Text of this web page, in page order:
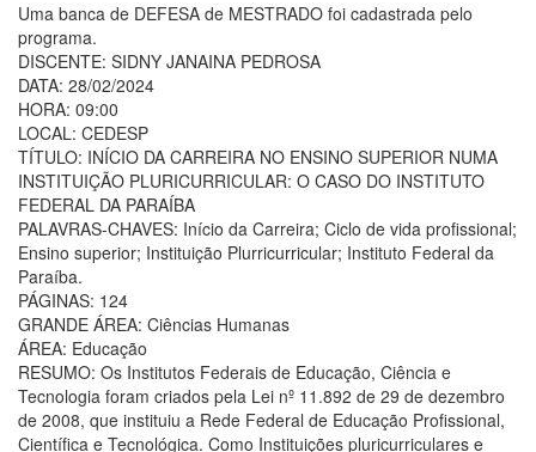
Uma banca de DEFESA de MESTRADO foi cadastrada pelo
programa.
DISCENTE: SIDNY JANAINA PEDROSA
DATA: 28/02/2024
HORA: 09:00
LOCAL: CEDESP
TÍTULO: INÍCIO DA CARREIRA NO ENSINO SUPERIOR NUMA
INSTITUIÇÃO PLURICURRICULAR: O CASO DO INSTITUTO
FEDERAL DA PARAÍBA
PALAVRAS-CHAVES: Início da Carreira; Ciclo de vida profissional;
Ensino superior; Instituição Plurricurricular; Instituto Federal da
Paraíba.
PÁGINAS: 124
GRANDE ÁREA: Ciências Humanas
ÁREA: Educação
RESUMO: Os Institutos Federais de Educação, Ciência e
Tecnologia foram criados pela Lei nº 11.892 de 29 de dezembro
de 2008, que instituiu a Rede Federal de Educação Profissional,
Científica e Tecnológica. Como Instituições pluricurriculares e